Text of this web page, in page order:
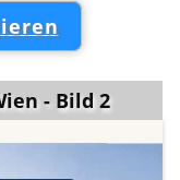
- Bild 2